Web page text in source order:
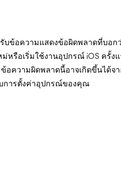
บข้อความแสดงข้อผิดพลาดที่บอก
ม่หรือเริ่มใช้งานอุปกรณ์ iOS ครั้
ความผิดพลาดนี้อาจเกิดขึ้นได้จา
การตั้งค่าอุปกรณ์ของคุณ